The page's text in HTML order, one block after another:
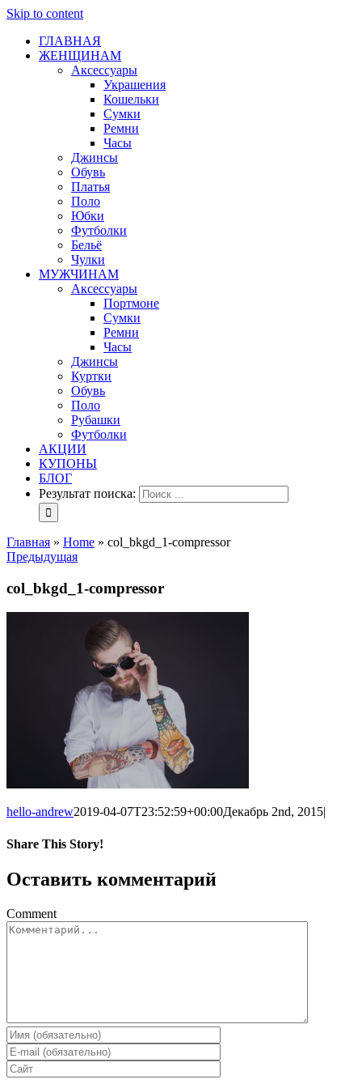
Skip to content
ГЛАВНАЯ
ЖЕНЩИНАМ
Аксессуары
Украшения
Кошельки
Сумки
Ремни
Часы
Джинсы
Обувь
Платья
Поло
Юбки
Футболки
Бельё
Чулки
МУЖЧИНАМ
Аксессуары
Портмоне
Сумки
Ремни
Часы
Джинсы
Куртки
Обувь
Поло
Рубашки
Футболки
АКЦИИ
КУПОНЫ
БЛОГ
Результат поиска:
Главная » Home » col_bkgd_1-compressor
Предыдущая
col_bkgd_1-compressor
hello-andrew2019-04-07T23:52:59+00:00Декабрь 2nd, 2015|
Share This Story!
Оставить комментарий
Comment